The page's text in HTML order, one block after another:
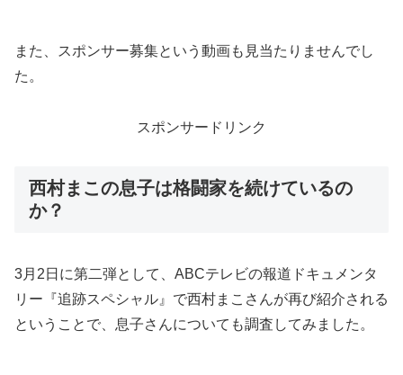
また、スポンサー募集という動画も見当たりませんでし
た。
スポンサードリンク
西村まこの息子は格闘家を続けているの
か？
3月2日に第二弾として、ABCテレビの報道ドキュメンタ
リー『追跡スペシャル』で西村まこさんが再び紹介される
ということで、息子さんについても調査してみました。